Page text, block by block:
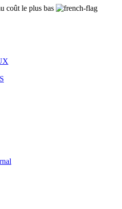
coût le plus bas